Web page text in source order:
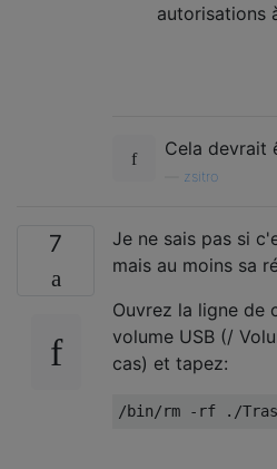
autorisations
Cela devrait
zsitro
7
Je ne sais pas si
mais au moins sa
Ouvrez la ligne de
volume USB (/
cas) et tapez: